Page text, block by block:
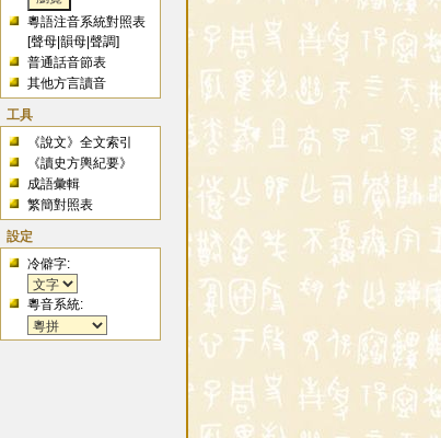
粵語注音系統對照表
[聲母 |韻母 |聲調]
普通話音節表
其他方言讀音
工具
《說文》全文索引
《讀史方輿紀要》
成語彙輯
繁簡對照表
設定
冷僻字:
粵音系統: